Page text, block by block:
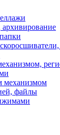
архивирование
механизмом
файлы